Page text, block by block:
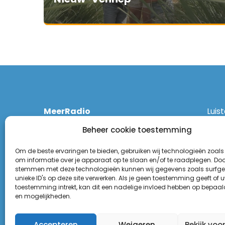
Beheer cookie toestemming
Om de beste ervaringen te bieden, gebruiken wij technologieën
om informatie over je apparaat op te slaan en/of te raadplegen.
stemmen met deze technologieën kunnen wij gegevens zoals
unieke ID's op deze site verwerken. Als je geen toestemming geeft of
toestemming intrekt, kan dit een nadelige invloed hebben op
en mogelijkheden.
MeerRadio
2131 CT Hoofddorp
(023) 55 55 900
Disclaimer
Privacy Statement